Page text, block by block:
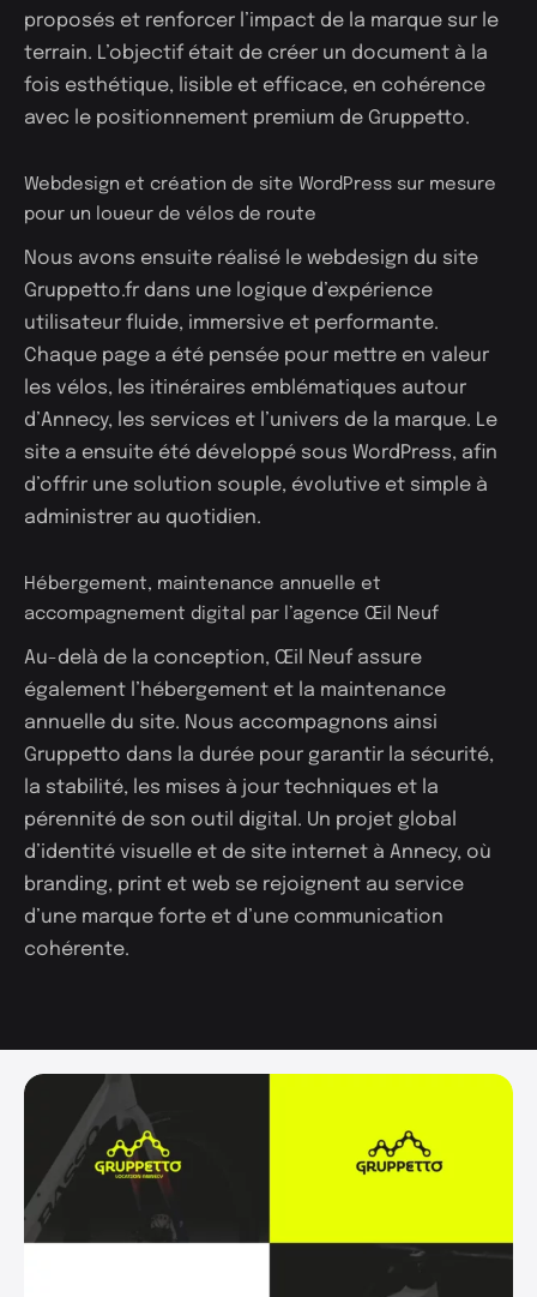
proposés et renforcer l’impact de la marque sur le
terrain. L’objectif était de créer un document à la
fois esthétique, lisible et efficace, en cohérence
avec le positionnement premium de Gruppetto.
Webdesign et création de site WordPress sur mesure
pour un loueur de vélos de route
Nous avons ensuite réalisé le webdesign du site
Gruppetto.fr dans une logique d’expérience
utilisateur fluide, immersive et performante.
Chaque page a été pensée pour mettre en valeur
les vélos, les itinéraires emblématiques autour
d’Annecy, les services et l’univers de la marque. Le
site a ensuite été développé sous WordPress, afin
d’offrir une solution souple, évolutive et simple à
administrer au quotidien.
Hébergement, maintenance annuelle et
accompagnement digital par l’agence Œil Neuf
Au-delà de la conception, Œil Neuf assure
également l’hébergement et la maintenance
annuelle du site. Nous accompagnons ainsi
Gruppetto dans la durée pour garantir la sécurité,
la stabilité, les mises à jour techniques et la
pérennité de son outil digital. Un projet global
d’identité visuelle et de site internet à Annecy, où
branding, print et web se rejoignent au service
d’une marque forte et d’une communication
cohérente.
Projets
Expertises
Studio